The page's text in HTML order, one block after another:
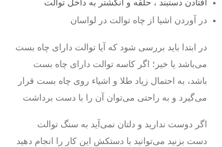
افتادن دستبند ، حلقه و انگشتر به داخل توالت
در آوردن اشیا از چاه توالت در لواسان
در ابتدا باید بررسی شود که آیا توالت دارای چاه بست
می‌باشد یا خیر؛ اگر کاسه توالت دارای چاه بست
باشد، به احتمال زیاد طلا و اشیاء روی چاه بست قرار
می‌گیرد و به راحتی می‌توان آن را با دست برداشت
اگر دوست ندارید و دلتان نمی‌آید به سنگ توالت
دست بزنید می‌توانید با دستکش این کار را انجام دهید